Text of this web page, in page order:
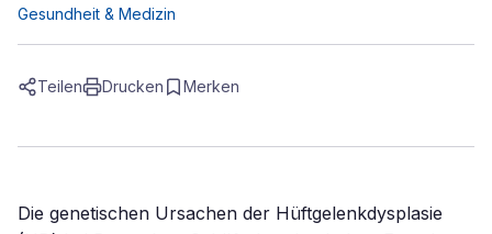
Gesundheit & Medizin
Teilen Drucken Merken
Die genetischen Ursachen der Hüftgelenkdysplasie